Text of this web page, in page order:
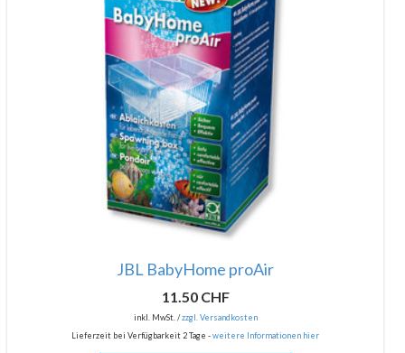
JBL BabyHome proAir
11.50 CHF
inkl. MwSt. /zzgl. Versandkosten
Lieferzeit bei Verfügbarkeit 2 Tage -weitere Informationen hier